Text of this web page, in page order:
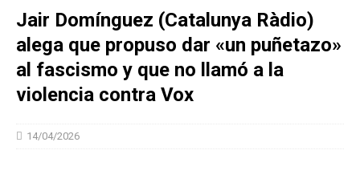
Jair Domínguez (Catalunya Ràdio)
alega que propuso dar «un puñetazo»
al fascismo y que no llamó a la
violencia contra Vox
14/04/2026